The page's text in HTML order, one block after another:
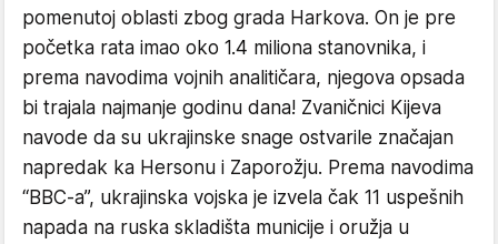
pomenutoj oblasti zbog grada Harkova. On je pre
početka rata imao oko 1.4 miliona stanovnika, i
prema navodima vojnih analitičara, njegova opsada
bi trajala najmanje godinu dana! Zvaničnici Kijeva
navode da su ukrajinske snage ostvarile značajan
napredak ka Hersonu i Zaporožju. Prema navodima
“BBC-a”, ukrajinska vojska je izvela čak 11 uspešnih
napada na ruska skladišta municije i oružja u